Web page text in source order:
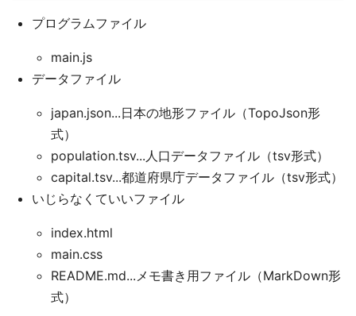
プログラムファイル
main.js
データファイル
japan.json...日本の地形ファイル（TopoJson形
式）
population.tsv...人口データファイル（tsv形式）
capital.tsv...都道府県庁データファイル（tsv形式）
いじらなくていいファイル
index.html
main.css
README.md...メモ書き用ファイル（MarkDown形
式）